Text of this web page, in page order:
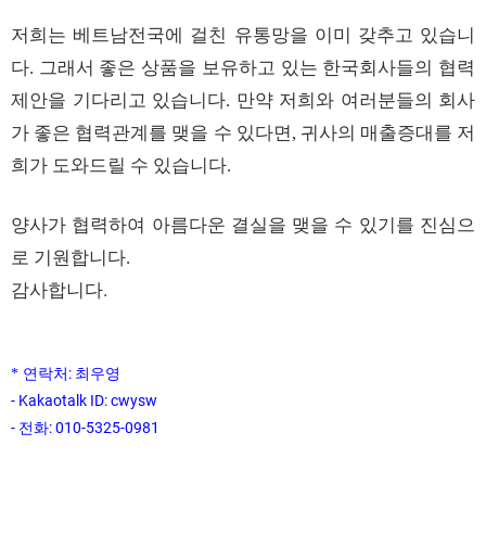
저희는 베트남전국에 걸친 유통망을 이미 갖추고 있습니
다. 그래서 좋은 상품을 보유하고 있는 한국회사들의 협력
제안을 기다리고 있습니다. 만약 저희와 여러분들의 회사
가 좋은 협력관계를 맺을 수 있다면, 귀사의 매출증대를 저
희가 도와드릴 수 있습니다.
양사가 협력하여 아름다운 결실을 맺을 수 있기를 진심으
로 기원합니다.
감사합니다.
* 연락처 : 최우영
- Kakaotalk ID: cwysw
- 전화:010-5325-0981